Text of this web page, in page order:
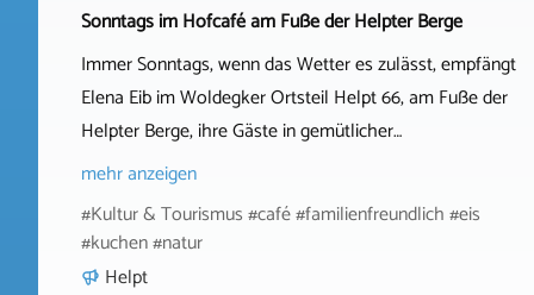
Sonntags im Hofcafé am Fuße der Helpter Berge
Immer Sonntags, wenn das Wetter es zulässt, empfängt
Elena Eib im Woldegker Ortsteil Helpt 66, am Fuße der
Helpter Berge, ihre Gäste in gemütlicher…
mehr anzeigen
#Kultur & Tourismus #café #familienfreundlich #eis
#kuchen #natur
Helpt